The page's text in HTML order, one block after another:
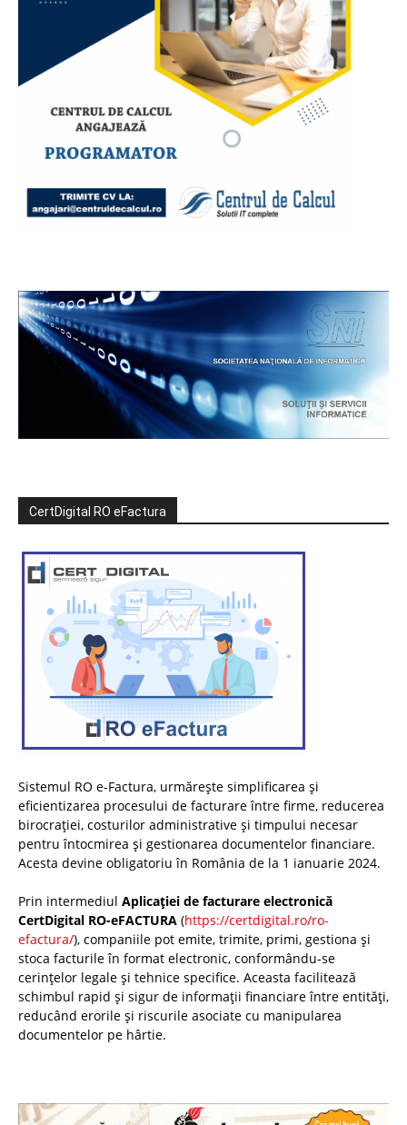
CertDigital RO eFactura
Sistemul RO e-Factura, urmărește simplificarea și
eficientizarea procesului de facturare între firme, reducerea
birocrației, costurilor administrative și timpului necesar
pentru întocmirea și gestionarea documentelor financiare.
Acesta devine obligatoriu în România de la 1 ianuarie 2024.
Prin intermediul Aplicației de facturare electronică
CertDigital RO-eFACTURA (https://certdigital.ro/ro-
efactura/), companiile pot emite, trimite, primi, gestiona și
stoca facturile în format electronic, conformându-se
cerințelor legale și tehnice specifice. Aceasta facilitează
schimbul rapid și sigur de informații financiare între entități,
reducând erorile și riscurile asociate cu manipularea
documentelor pe hârtie.